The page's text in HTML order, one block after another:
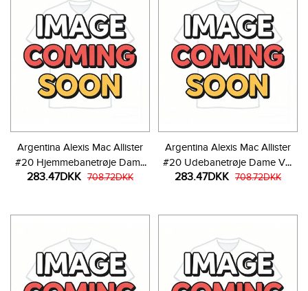
Argentina Alexis Mac Allister
#20 Hjemmebanetrøje Dame
VM 2026 Kortærmet
283.47DKK 708.72DKK
Argentina Alexis Mac Allister
#20 Udebanetrøje Dame VM
2026 Kortærmet
283.47DKK 708.72DKK